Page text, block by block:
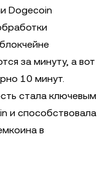
Dogecoin
за минуту, а вот
10 минут.
стала ключевым
и способствовала
в